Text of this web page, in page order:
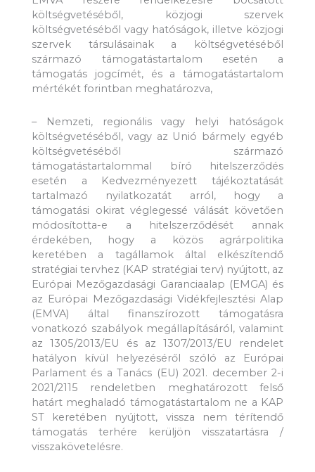
költségvetéséből, közjogi szervek
költségvetéséből vagy hatóságok, illetve közjogi
szervek társulásainak a költségvetéséből
származó támogatástartalom esetén a
támogatás jogcímét, és a támogatástartalom
mértékét forintban meghatározva,
– Nemzeti, regionális vagy helyi hatóságok
költségvetéséből, vagy az Unió bármely egyéb
költségvetéséből származó
támogatástartalommal bíró hitelszerződés
esetén a Kedvezményezett tájékoztatását
tartalmazó nyilatkozatát arról, hogy a
támogatási okirat véglegessé válását követően
módosította-e a hitelszerződését annak
érdekében, hogy a közös agrárpolitika
keretében a tagállamok által elkészítendő
stratégiai tervhez (KAP stratégiai terv) nyújtott, az
Európai Mezőgazdasági Garanciaalap (EMGA) és
az Európai Mezőgazdasági Vidékfejlesztési Alap
(EMVA) által finanszírozott támogatásra
vonatkozó szabályok megállapításáról, valamint
az 1305/2013/EU és az 1307/2013/EU rendelet
hatályon kívül helyezéséről szóló az Európai
Parlament és a Tanács (EU) 2021. december 2-i
2021/2115 rendeletben meghatározott felső
határt meghaladó támogatástartalom ne a KAP
ST keretében nyújtott, vissza nem térítendő
támogatás terhére kerüljön visszatartásra /
visszakövetelésre.